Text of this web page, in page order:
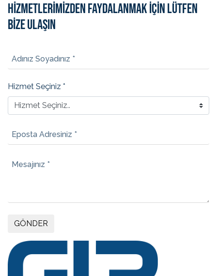
HİZMETLERİMİZDEN FAYDALANMAK İÇİN LÜTFEN
BİZE ULAŞIN
Adınız Soyadınız *
Hizmet Seçiniz *
Eposta Adresiniz *
Mesajınız *
GÖNDER